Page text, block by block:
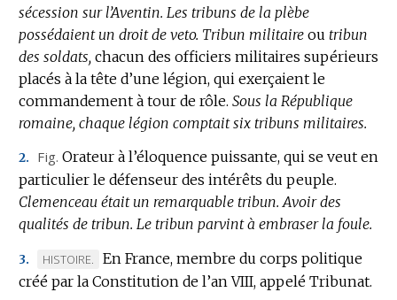
sécession sur l’Aventin. Les tribuns de la plèbe
possédaient un droit de veto. Tribun militaireou tribun
des soldats, chacun des officiers militaires supérieurs
placés à la tête d’une légion, qui exerçaient le
commandement à tour de rôle. Sous la République
romaine, chaque légion comptait six tribuns militaires.
2. Fig. Orateur à l’éloquence puissante, qui se veut en
particulier le défenseur des intérêts du peuple.
Clemenceau était un remarquable tribun. Avoir des
qualités de tribun. Le tribun parvint à embraser la foule.
3.
MARQUE
DE
HISTOIRE.
En France, membre du corps politique
créé par la Constitution de l’an VIII, appelé Tribunat.